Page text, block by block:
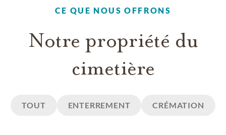
CE QUE NOUS OFFRONS
Notre propriété du
cimetière
TOUT ENTERREMENT CRÉMATION